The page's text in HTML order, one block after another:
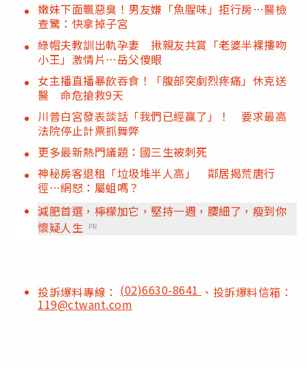
嫩妹下面飄惡臭！男友嫌「魚腥味」拒行房…醫檢
查驚：快拿掉子宮
綠帽夫教訓出軌孕妻 揪親友共賞「老婆半裸摟吻
小王」激情片…岳父傻眼
女主播直播暴飲吞食！「腹部突劇烈疼痛」休克送
醫 命危搶救9天
川普白宮發表談話「我們已經贏了」！ 要求最高
法院停止計票抓舞弊
更多最新熱門議題：國三生被刺死
神秘房客退租「垃圾堆半人高」 鄰居揭荒唐行
徑…網怒：屬蛆嗎？
減肥首選，檸檬加它，堅持一週，腰細了，瘦到你
懷疑人生 PR
投訴爆料專線： (02)6630-8641 、投訴爆料信箱：
119@ctwant.com